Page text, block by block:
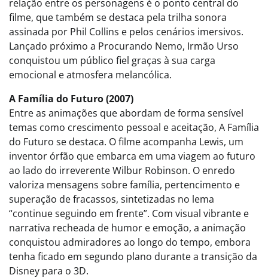
relação entre os personagens é o ponto central do
filme, que também se destaca pela trilha sonora
assinada por Phil Collins e pelos cenários imersivos.
Lançado próximo a Procurando Nemo, Irmão Urso
conquistou um público fiel graças à sua carga
emocional e atmosfera melancólica.
A Família do Futuro (2007)
Entre as animações que abordam de forma sensível
temas como crescimento pessoal e aceitação, A Família
do Futuro se destaca. O filme acompanha Lewis, um
inventor órfão que embarca em uma viagem ao futuro
ao lado do irreverente Wilbur Robinson. O enredo
valoriza mensagens sobre família, pertencimento e
superação de fracassos, sintetizadas no lema
“continue seguindo em frente”. Com visual vibrante e
narrativa recheada de humor e emoção, a animação
conquistou admiradores ao longo do tempo, embora
tenha ficado em segundo plano durante a transição da
Disney para o 3D.